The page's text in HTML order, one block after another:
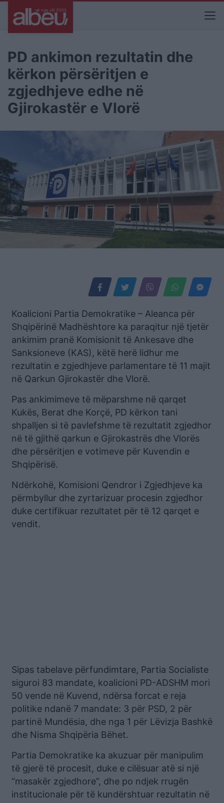
PD ankimon rezultatin dhe
kërkon përsëritjen e
zgjedhjeve edhe në
Gjirokastër e Vlorë
Koalicioni Partia Demokratike – Aleanca për
Shqipërinë Madhështore ka paraqitur një tjetër
ankimim pranë Komisionit të Ankesave dhe
Sanksioneve (KAS), këtë herë lidhur me
rezultatin e zgjedhjeve parlamentare të 11 majit
në Qarkun Gjirokastër dhe Vlorë.
Pas ankimimeve të mëparshme në qarqet
Kukës, Berat dhe Korçë, PD kërkon tani
shpalljen si të pavlefshme të rezultatit zgjedhor
në të gjithë qarkun e Gjirokastrës dhe Vlorës
dhe përsëritjen e votimeve për Kuvendin e
Shqipërisë.
Ndërkohë, Komisioni Qendror i Zgjedhjeve ka
përmbyllur dhe zyrtarizuar procesin zgjedhor
duke certifikuar rezultatet për të 12 qarqet e
vendit.
Sipas tabelave përfundimtare, Partia Socialiste
siguroi 83 mandate, koalicioni PD-ADSHM mori
50 vende në Kuvend, ndërsa forcat e reja
politike ndanë 7 mandate: 3 për PSD, 2 për
partinë Mundësia, dhe nga 1 për Lëvizja Bashkë
dhe Nisma Shqipëria Bëhet.
Partia Demokratike ka akuzuar për manipulim
të gjerë të procesit, duke e cilësuar atë si një
“masakër zgjedhore”, dhe po ndjek rrugën
institucionale për të kundërshtuar rezultatin në